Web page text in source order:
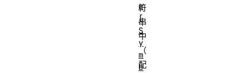
符
串
中
（
配
e
[
S
y
m
b